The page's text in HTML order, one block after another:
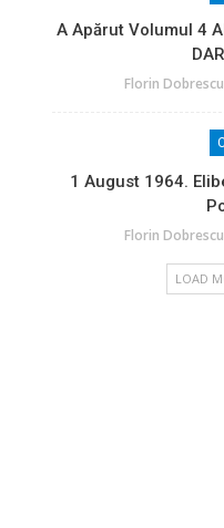
A Apărut Volumul 4
Florin Dobrescu
1 August 1964.
Florin Dobrescu
LOAD